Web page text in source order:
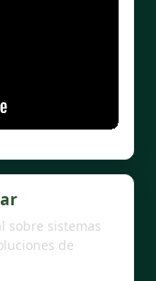
sobre sistemas
de